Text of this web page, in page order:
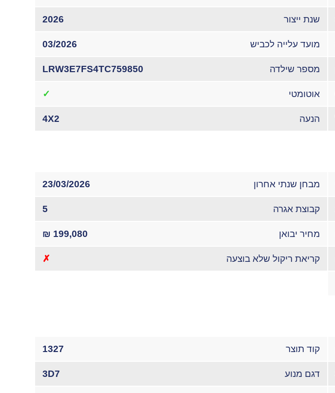
שנת ייצור 2026
מועד עלייה לכביש 03/2026
מספר שילדה LRW3E7FS4TC759850
אוטומטי ✓
הנעה 4X2
מבחן שנתי אחרון 23/03/2026
קבוצת אגרה 5
מחיר יבואן 199,080 ₪
קריאת ריקול שלא בוצעה ✗
קוד תוצר 1327
דגם מנוע 3D7